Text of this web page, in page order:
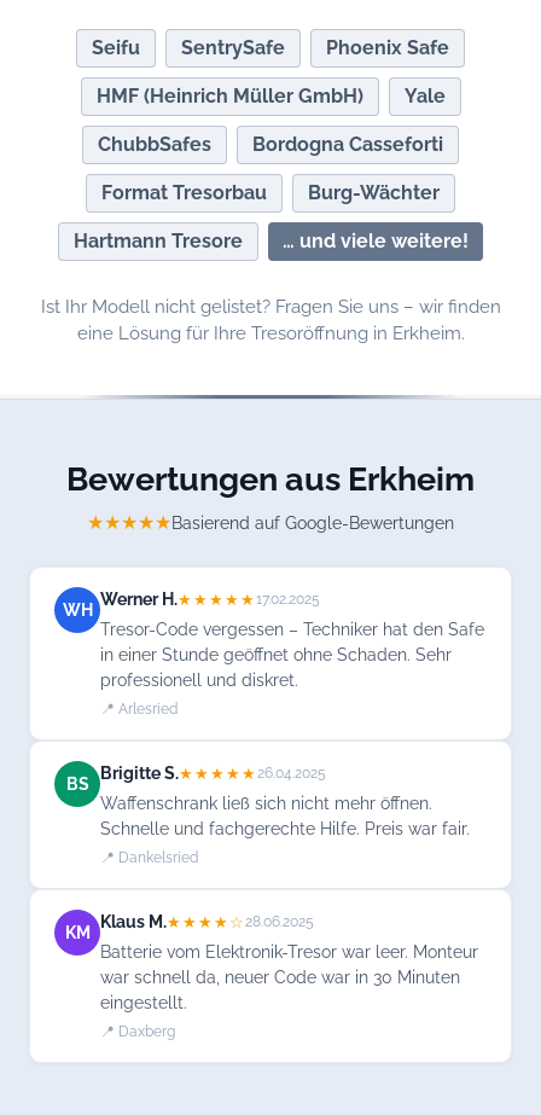
Seifu SentrySafe Phoenix Safe
HMF (Heinrich Müller GmbH) Yale
ChubbSafes Bordogna Casseforti
Format Tresorbau Burg-Wächter
Hartmann Tresore … und viele weitere!
Ist Ihr Modell nicht gelistet? Fragen Sie uns – wir finden
eine Lösung für Ihre Tresoröffnung in Erkheim.
Bewertungen aus Erkheim
★★★★★Basierend auf Google-Bewertungen
WH
Werner H.★★★★★17.02.2025
Tresor-Code vergessen – Techniker hat den Safe
in einer Stunde geöffnet ohne Schaden. Sehr
professionell und diskret.
📍 Arlesried
BS
Brigitte S.★★★★★26.04.2025
Waffenschrank ließ sich nicht mehr öffnen.
Schnelle und fachgerechte Hilfe. Preis war fair.
📍 Dankelsried
KM
Klaus M.★★★★☆28.06.2025
Batterie vom Elektronik-Tresor war leer. Monteur
war schnell da, neuer Code war in 30 Minuten
eingestellt.
📍 Daxberg